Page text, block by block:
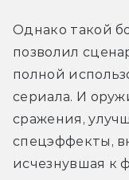
Однако такой
позволил
полной
сериала. И
сражения,
спецэффекты,
исчезнувшая к